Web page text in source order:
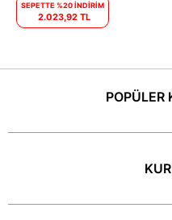
SEPETTE %20 İNDİRİM
2.023,92 TL
POPÜLER